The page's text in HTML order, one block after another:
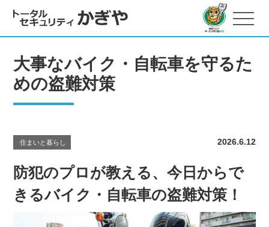
大事なバイク・自転車を守るた
めの盗難対策
住まいと暮らし 2026.6.12
防犯のプロが教える、今日からで
きるバイク・自転車の盗難対策！